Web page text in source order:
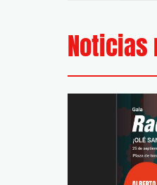
Noticias